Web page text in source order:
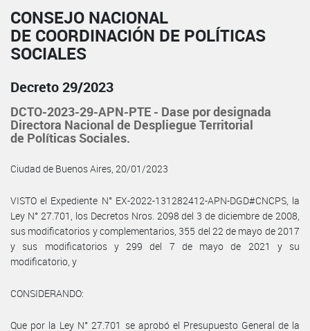
CONSEJO NACIONAL
DE COORDINACIÓN DE POLÍTICAS
SOCIALES
Decreto 29/2023
DCTO-2023-29-APN-PTE - Dase por designada
Directora Nacional de Despliegue Territorial
de Políticas Sociales.
Ciudad de Buenos Aires, 20/01/2023
VISTO el Expediente N° EX-2022-131282412-APN-DGD#CNCPS, la
Ley N° 27.701, los Decretos Nros. 2098 del 3 de diciembre de 2008,
sus modificatorios y complementarios, 355 del 22 de mayo de 2017
y sus modificatorios y 299 del 7 de mayo de 2021 y su
modificatorio, y
CONSIDERANDO:
Que por la Ley N° 27.701 se aprobó el Presupuesto General de la